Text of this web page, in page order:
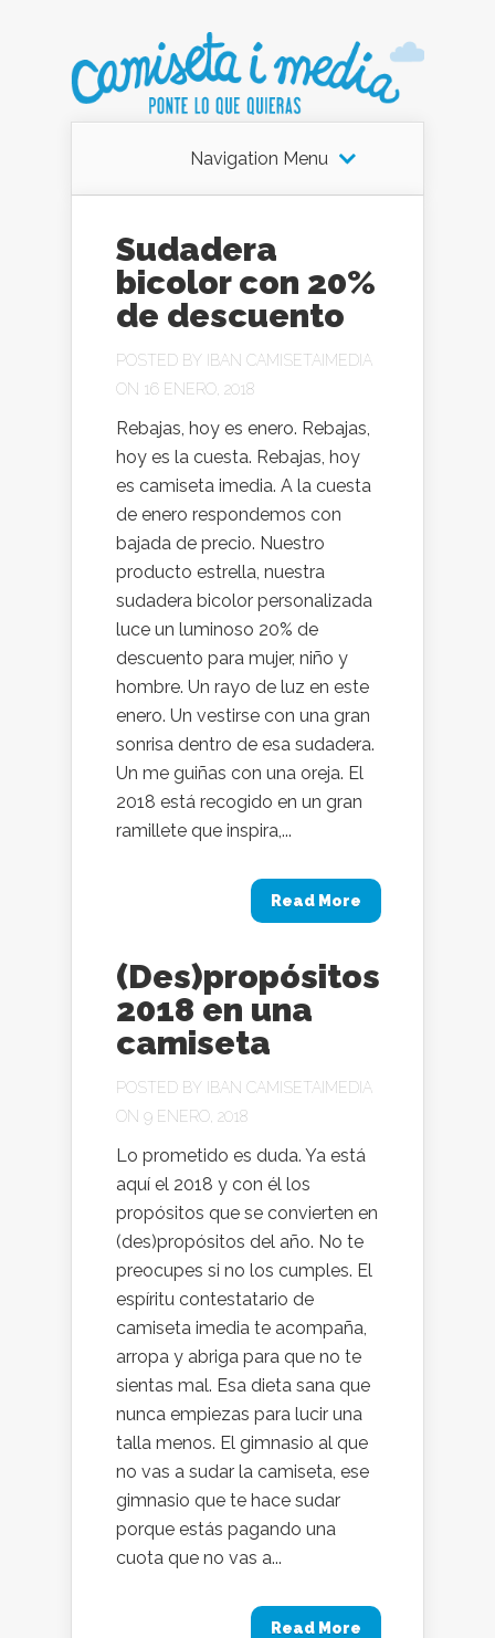
Navigation Menu
Sudadera
bicolor con 20%
de descuento
POSTED BY IBAN CAMISETAIMEDIA
ON 16 ENERO, 2018
Rebajas, hoy es enero. Rebajas,
hoy es la cuesta. Rebajas, hoy
es camiseta imedia. A la cuesta
de enero respondemos con
bajada de precio. Nuestro
producto estrella, nuestra
sudadera bicolor personalizada
luce un luminoso 20% de
descuento para mujer, niño y
hombre. Un rayo de luz en este
enero. Un vestirse con una gran
sonrisa dentro de esa sudadera.
Un me guiñas con una oreja. El
2018 está recogido en un gran
ramillete que inspira,...
Read More
(Des)propósitos
2018 en una
camiseta
POSTED BY IBAN CAMISETAIMEDIA
ON 9 ENERO, 2018
Lo prometido es duda. Ya está
aquí el 2018 y con él los
propósitos que se convierten en
(des)propósitos del año. No te
preocupes si no los cumples. El
espíritu contestatario de
camiseta imedia te acompaña,
arropa y abriga para que no te
sientas mal. Esa dieta sana que
nunca empiezas para lucir una
talla menos. El gimnasio al que
no vas a sudar la camiseta, ese
gimnasio que te hace sudar
porque estás pagando una
cuota que no vas a...
Read More